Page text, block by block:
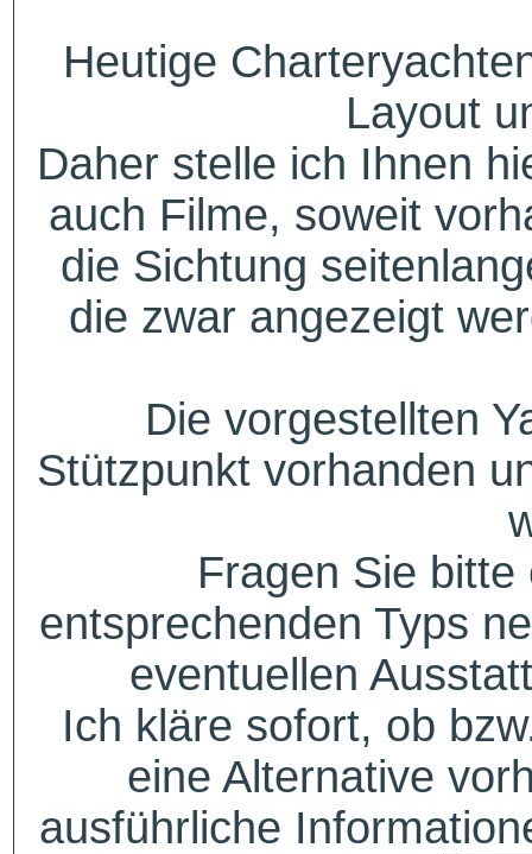
Heutige
Layout
Daher stelle ich Ihnen
auch Filme, soweit
die Sichtung
die zwar angezeigt
Die vorgestellten
Stützpunkt vorhanden
Fragen Sie
entsprechenden Typs
eventuellen
Ich kläre sofort, ob
eine Alternative
ausführliche